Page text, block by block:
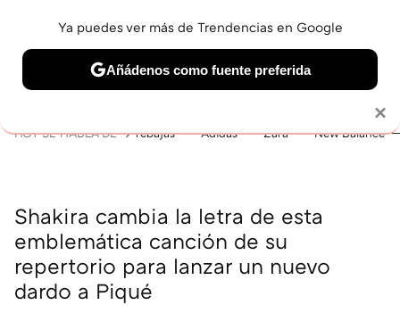
BELLEZA SHOPPING VIAJES GASTRO SNEAKERS
HOY SE HABLA DE rebajas Adidas Zara New Balance
Shakira cambia la letra de esta
emblemática canción de su
repertorio para lanzar un nuevo
dardo a Piqué
×
Ya puedes ver más de Trendencias en Google
Añádenos como fuente preferida